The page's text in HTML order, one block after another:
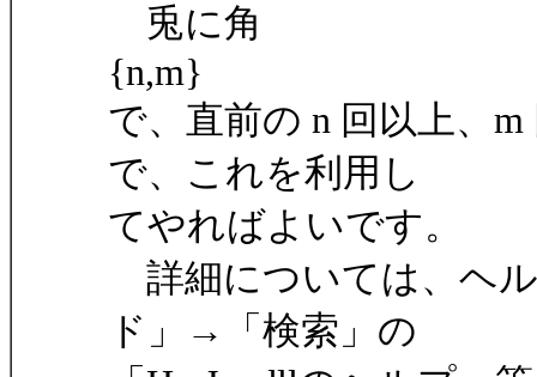
兎に角
{n,m}
で、直前の n 回以上、
で、これを利用し
てやればよいです。
詳細については、ヘ
ド」→「検索」の